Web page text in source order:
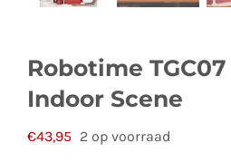
Robotime
Indoor Scene
€43,95 2 op voorraad